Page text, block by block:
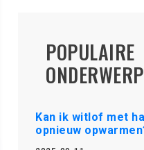
POPULAIRE
Kan ik witlof met
opnieuw